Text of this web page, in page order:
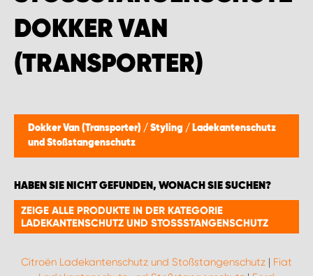
OKKER VAN (
TRANSPORTER)
Dokker Van (Transporter) / Styling / Ladekantenschutz
und Stoßstangenschutz
HABEN SIE NICHT GEFUNDEN, WONACH SIE SUCHEN?
ZEIGE ALLE PRODUKTE IN DER KATEGORIE
LADEKANTENSCHUTZ UND STOSSSTANGENSCHUTZ
Citroën Ladekantenschutz und Stoßstangenschutz | Fiat
MONTAGEPARTNER WIEN 1230